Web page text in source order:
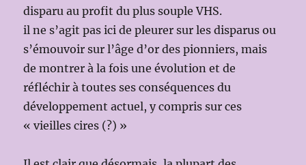
disparu au profit du plus souple VHS.
il ne s’agit pas ici de pleurer sur les disparus ou
s’émouvoir sur l’âge d’or des pionniers, mais
de montrer à la fois une évolution et de
réfléchir à toutes ses conséquences du
développement actuel, y compris sur ces
« vieilles cires (?) »